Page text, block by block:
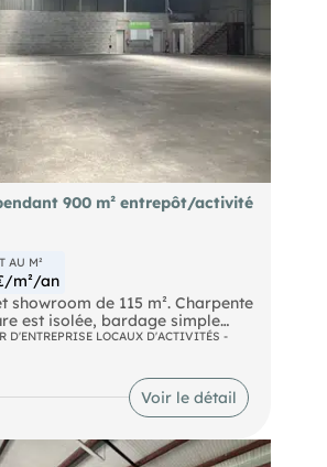
900 m² entrepôt/activité
AU M²
m²/an
showroom de 115 m². Charpente
est isolée, bardage simple
sanitaires et douche.
Mezzanine de stockage
non comptée dans la surface
extérieur et/ou nombreux
D'ENTREPRISE LOCAUX D'ACTIVITÉS -
Voir le détail